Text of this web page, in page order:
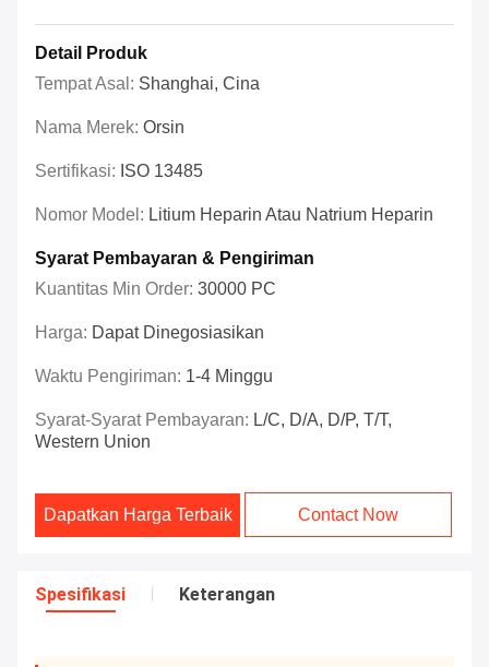
Detail Produk
Tempat Asal: Shanghai, Cina
Nama Merek: Orsin
Sertifikasi: ISO 13485
Nomor Model: Litium Heparin Atau Natrium Heparin
Syarat Pembayaran & Pengiriman
Kuantitas Min Order: 30000 PC
Harga: Dapat Dinegosiasikan
Waktu Pengiriman: 1-4 Minggu
Syarat-Syarat Pembayaran: L/C, D/A, D/P, T/T,
Western Union
Dapatkan Harga Terbaik Contact Now
Spesifikasi Keterangan